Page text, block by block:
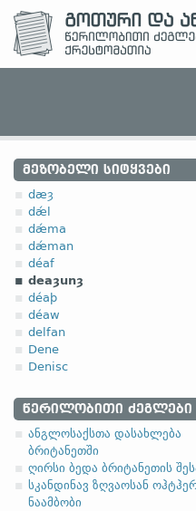
ᲛᲔᲖᲝᲑᲔᲚᲘ ᲡᲘᲢᲧᲕᲔᲑᲘ
dæȝ
dǽl
dǽma
dǽman
déaf
deaȝunȝ
déaþ
déaw
delfan
Dene
Denisc
ᲬᲔᲠᲘᲚᲝᲑᲘᲗᲘ ᲫᲔᲒᲚᲔᲑᲘ
ანგლოსაქსთა დასახლება
ბრიტანეთში
ღირსი ბედა ბრიტანეთის
სკანდინავ ზღვაოსან
ნაამბობი